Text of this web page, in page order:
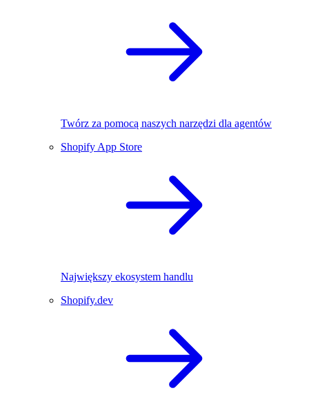
Twórz za pomocą naszych narzędzi dla agentów
Shopify App Store
Największy ekosystem handlu
Shopify.dev